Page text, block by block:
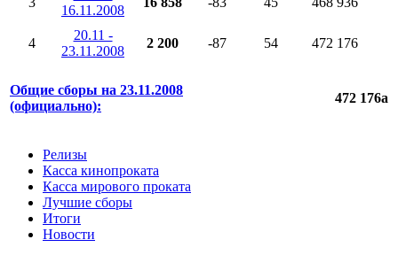
16.11.2008
4
20.11 -
23.11.2008
2 200 -87 54 472 176
Общие сборы на 23.11.2008
(официально):
472 176a
Релизы
Касса кинопроката
Касса мирового проката
Лучшие сборы
Итоги
Новости